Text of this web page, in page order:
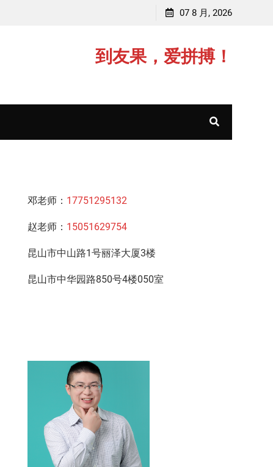
07 8 月, 2026
到友果，爱拼搏！
邓老师： 17751295132
赵老师： 15051629754
昆山市中山路1号丽泽大厦3楼
昆山市中华园路850号4楼050室